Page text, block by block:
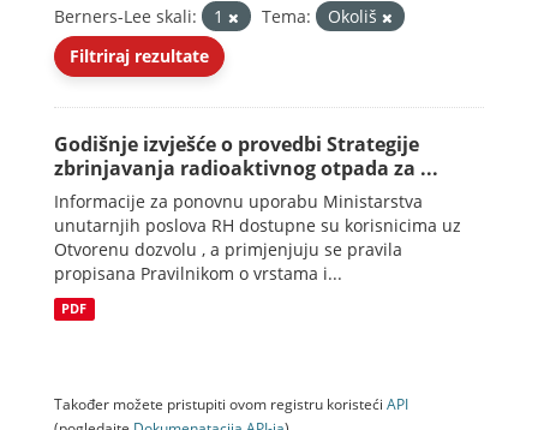
Berners-Lee skali:
1 Tema:
Okoliš
Filtriraj rezultate
Godišnje izvješće o provedbi Strategije
zbrinjavanja radioaktivnog otpada za ...
Informacije za ponovnu uporabu Ministarstva
unutarnjih poslova RH dostupne su korisnicima uz
Otvorenu dozvolu , a primjenjuju se pravila
propisana Pravilnikom o vrstama i...
PDF
Također možete pristupiti ovom registru koristeći API